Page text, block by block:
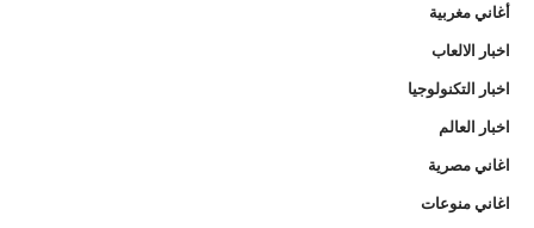
أغاني مغربية
اخبار الالعاب
اخبار التكنولوجيا
اخبار العالم
اغاني مصرية
اغاني منوعات